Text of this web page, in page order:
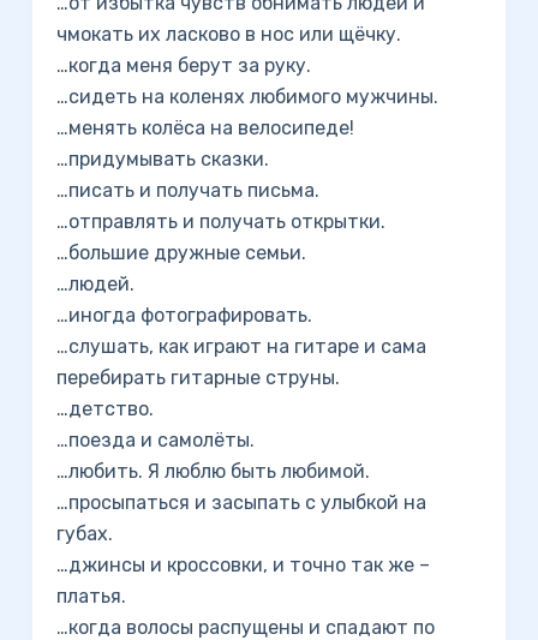
чмокать их ласково в нос или щёчку.
…когда меня берут за руку.
…сидеть на коленях любимого мужчины.
…менять колёса на велосипеде!
…придумывать сказки.
…писать и получать письма.
…отправлять и получать открытки.
…большие дружные семьи.
…людей.
…иногда фотографировать.
…слушать, как играют на гитаре и сама
перебирать гитарные струны.
…детство.
…поезда и самолёты.
…любить. Я люблю быть любимой.
…просыпаться и засыпать с улыбкой на
губах.
…джинсы и кроссовки, и точно так же –
платья.
…когда волосы распущены и спадают по